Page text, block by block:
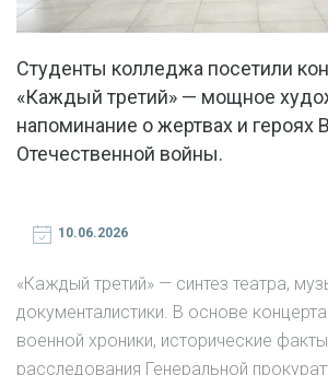
Студенты колледжа посетили
«Каждый третий» — мощное
напоминание о жертвах и героях
Отечественной войны.
10.06.2026
«Каждый третий» — синтез театра,
документалистики. В основе
военной хроники, исторические
расследования Генеральной